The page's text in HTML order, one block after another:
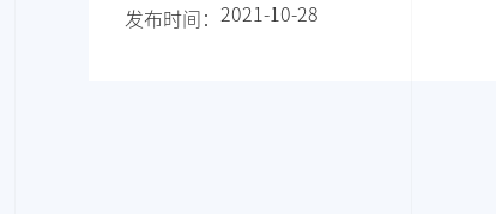
发布时间： 2021-10-28